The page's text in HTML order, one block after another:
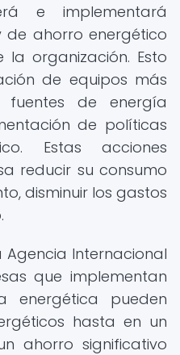
e implementará
de ahorro energético
organización. Esto
de equipos más
de energía
de políticas
Estas acciones
reducir su consumo
disminuir los gastos
Internacional
que implementan
energética pueden
hasta en un
ahorro significativo